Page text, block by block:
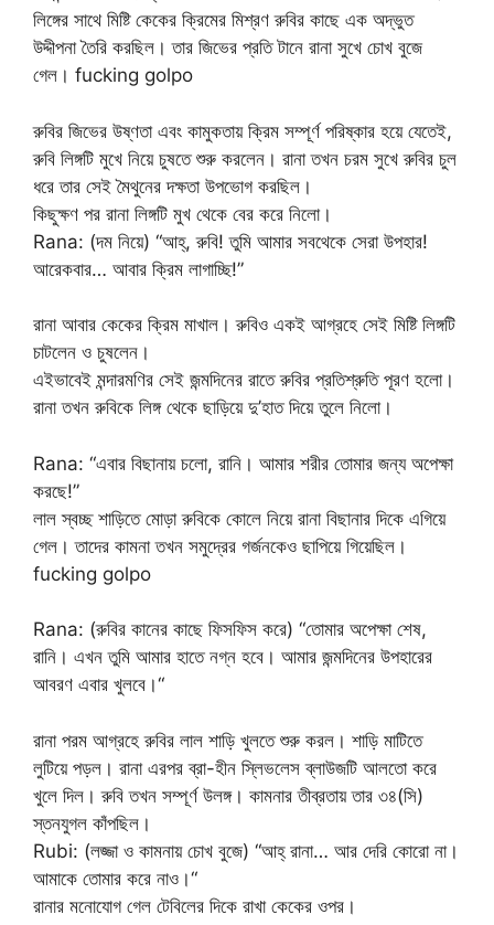
লিঙ্গের সাথে মিষ্টি কেকের ক্রিমের মিশ্রণ রুবির কাছে এক অদ্ভুত
উদ্দীপনা তৈরি করছিল। তার জিভের প্রতি টানে রানা সুখে চোখ বুজে
গেল। fucking golpo
রুবির জিভের উষ্ণতা এবং কামুকতায় ক্রিম সম্পূর্ণ পরিষ্কার হয়ে যেতেই,
রুবি লিঙ্গটি মুখে নিয়ে চুষতে শুরু করলেন। রানা তখন চরম সুখে রুবির চুল
ধরে তার সেই মৈথুনের দক্ষতা উপভোগ করছিল।
কিছুক্ষণ পর রানা লিঙ্গটি মুখ থেকে বের করে নিলো।
Rana: (দম নিয়ে) “আহ্, রুবি! তুমি আমার সবথেকে সেরা উপহার!
আরেকবার… আবার ক্রিম লাগাচ্ছি!”
রানা আবার কেকের ক্রিম মাখাল। রুবিও একই আগ্রহে সেই মিষ্টি লিঙ্গটি
চাটলেন ও চুষলেন।
এইভাবেই মন্দারমণির সেই জন্মদিনের রাতে রুবির প্রতিশ্রুতি পূরণ হলো।
রানা তখন রুবিকে লিঙ্গ থেকে ছাড়িয়ে দু’হাত দিয়ে তুলে নিলো।
Rana: “এবার বিছানায় চলো, রানি। আমার শরীর তোমার জন্য অপেক্ষা
করছে!”
লাল স্বচ্ছ শাড়িতে মোড়া রুবিকে কোলে নিয়ে রানা বিছানার দিকে এগিয়ে
গেল। তাদের কামনা তখন সমুদ্রের গর্জনকেও ছাপিয়ে গিয়েছিল।
fucking golpo
Rana: (রুবির কানের কাছে ফিসফিস করে) “তোমার অপেক্ষা শেষ,
রানি। এখন তুমি আমার হাতে নগ্ন হবে। আমার জন্মদিনের উপহারের
আবরণ এবার খুলবে।“
রানা পরম আগ্রহে রুবির লাল শাড়ি খুলতে শুরু করল। শাড়ি মাটিতে
লুটিয়ে পড়ল। রানা এরপর ব্রা-হীন স্লিভলেস ব্লাউজটি আলতো করে
খুলে দিল। রুবি তখন সম্পূর্ণ উলঙ্গ। কামনার তীব্রতায় তার ৩৪(সি)
স্তনযুগল কাঁপছিল।
Rubi: (লজ্জা ও কামনায় চোখ বুজে) “আহ্ রানা… আর দেরি কোরো না।
আমাকে তোমার করে নাও।“
রানার মনোযোগ গেল টেবিলের দিকে রাখা কেকের ওপর।